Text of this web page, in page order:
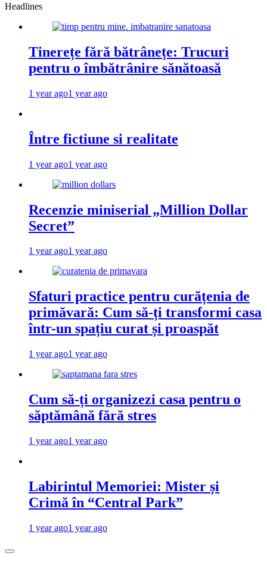
Headlines
Tinerețe fără bătrânețe: Trucuri
pentru o îmbătrânire sănătoasă
1 year ago1 year ago
Între fictiune si realitate
1 year ago1 year ago
Recenzie miniserial „Million Dollar
Secret”
1 year ago1 year ago
Sfaturi practice pentru curățenia de
primăvară: Cum să-ți transformi casa
într-un spațiu curat și proaspăt
1 year ago1 year ago
Cum să-ți organizezi casa pentru o
săptămână fără stres
1 year ago1 year ago
Labirintul Memoriei: Mister și
Crimă în “Central Park”
1 year ago1 year ago